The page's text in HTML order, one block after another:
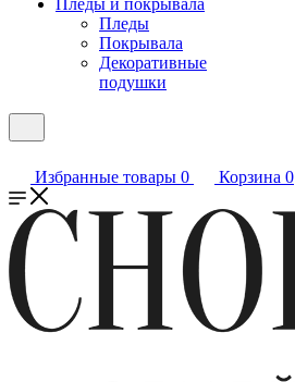
Пледы и покрывала
Пледы
Покрывала
Декоративные
подушки
Избранные товары 0 Корзина 0